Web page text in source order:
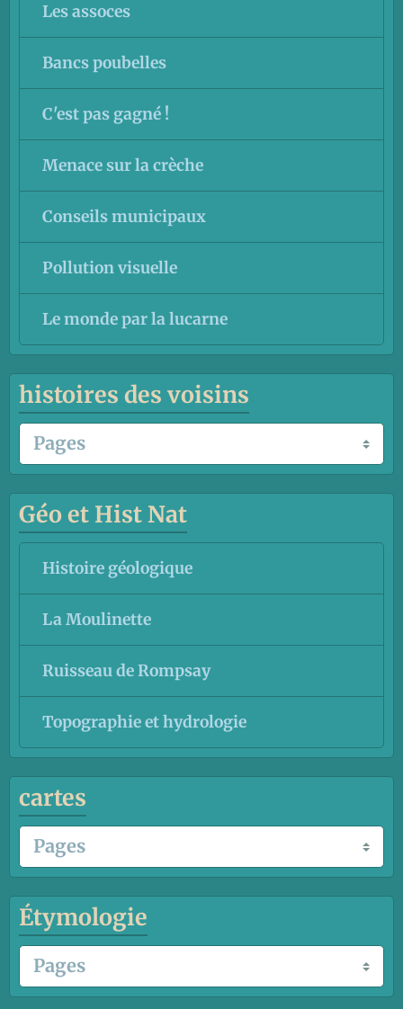
Les assoces
Bancs poubelles
C'est pas gagné !
Menace sur la crèche
Conseils municipaux
Pollution visuelle
Le monde par la lucarne
histoires des voisins
Géo et Hist Nat
Histoire géologique
La Moulinette
Ruisseau de Rompsay
Topographie et hydrologie
cartes
Étymologie